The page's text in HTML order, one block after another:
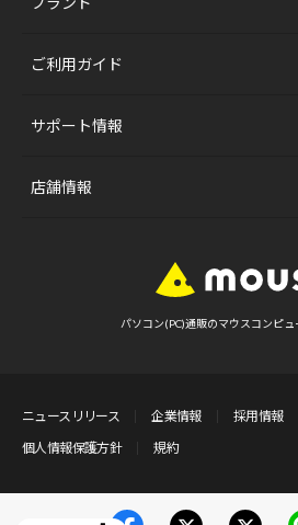
ご利用ガイド
サポート情報
店舗情報
パソコン(PC)通販のマウスコンピュ
ニュースリリース 企業情報
採用情報
個人情報保護方針
規約